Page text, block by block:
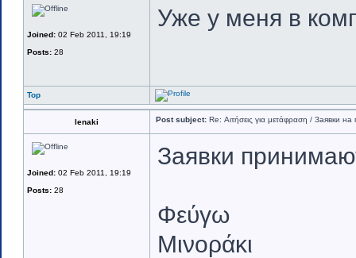
Joined: 02 Feb 2011, 19:19
Posts: 28
Уже у меня в
Top
lenaki Post subject: Re: Αιτήσεις για μετάφραση / Заявки
Joined: 02 Feb 2011, 19:19
Posts: 28
Заявки
Φεύγω
Μινοράκι